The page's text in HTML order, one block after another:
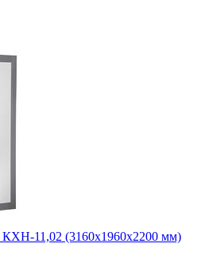
КХН-11,02 (3160х1960х2200 мм)